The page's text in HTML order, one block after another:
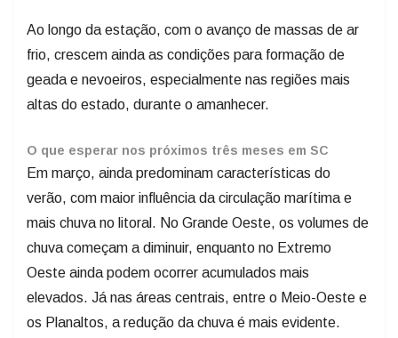
Ao longo da estação, com o avanço de massas de ar
frio, crescem ainda as condições para formação de
geada e nevoeiros, especialmente nas regiões mais
altas do estado, durante o amanhecer.
O que esperar nos próximos três meses em SC
Em março, ainda predominam características do
verão, com maior influência da circulação marítima e
mais chuva no litoral. No Grande Oeste, os volumes de
chuva começam a diminuir, enquanto no Extremo
Oeste ainda podem ocorrer acumulados mais
elevados. Já nas áreas centrais, entre o Meio-Oeste e
os Planaltos, a redução da chuva é mais evidente.